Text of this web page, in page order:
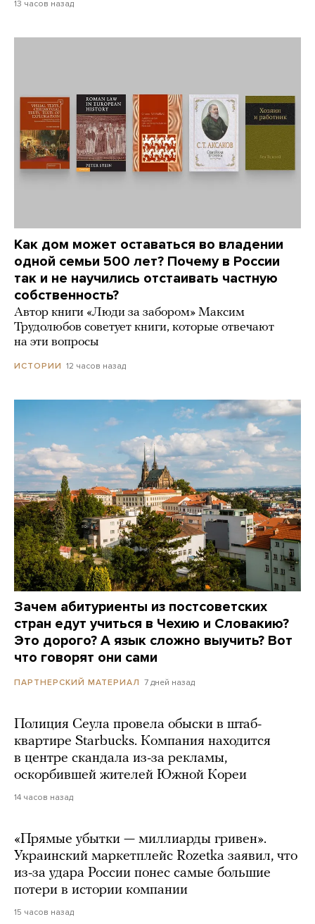
13 часов назад
Как дом может оставаться во владении
одной семьи 500 лет? Почему в России
так и не научились отстаивать частную
собственность?
Автор книги «Люди за забором» Максим
Трудолюбов советует книги, которые отвечают
на эти вопросы
ИСТОРИИ 12 часов назад
Зачем абитуриенты из постсоветских
стран едут учиться в Чехию и Словакию?
Это дорого? А язык сложно выучить? Вот
что говорят они сами
ПАРТНЕРСКИЙ МАТЕРИАЛ 7 дней назад
Полиция Сеула провела обыски в штаб-
квартире Starbucks. Компания находится
в центре скандала из-за рекламы,
оскорбившей жителей Южной Кореи
14 часов назад
«Прямые убытки — миллиарды гривен».
Украинский маркетплейс Rozetka заявил, что
из-за удара России понес самые большие
потери в истории компании
15 часов назад